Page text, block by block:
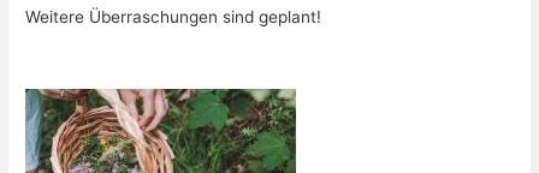
Weitere Überraschungen sind geplant!